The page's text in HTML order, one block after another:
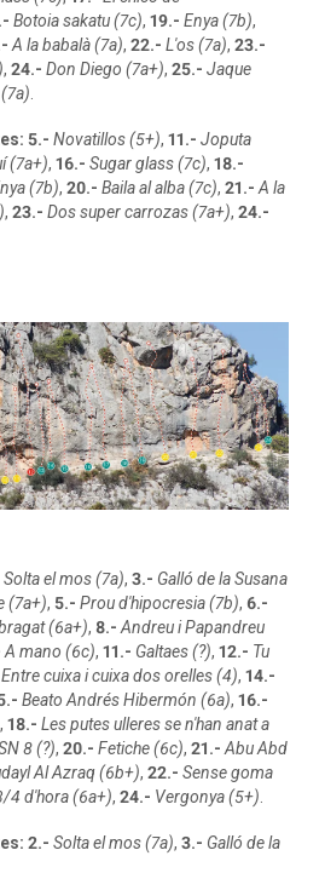
Botoia sakatu (7c), 19.- Enya (7b),
A la babalà (7a), 22.- L'os (7a), 23.-
, 24.- Don Diego (7a+), 25.- Jaque
5.- Novatillos (5+), 11.- Joputa
(7a+), 16.- Sugar glass (7c), 18.-
(7b), 20.- Baila al alba (7c), 21.- A la
, 23.- Dos super carrozas (7a+), 24.-
Solta el mos (7a), 3.- Galló de la Susana
(7a+), 5.- Prou d'hipocresia (7b), 6.-
(6a+), 8.- Andreu i Papandreu
A mano (6c), 11.- Galtaes (?), 12.- Tu
Entre cuixa i cuixa dos orelles (4), 14.-
Beato Andrés Hibermón (6a), 16.-
, 18.- Les putes ulleres se n'han anat a
8 (?), 20.- Fetiche (6c), 21.- Abu Abd
Al Azraq (6b+), 22.- Sense goma
4 d'hora (6a+), 24.- Vergonya (5+)
2.- Solta el mos (7a), 3.- Galló de la